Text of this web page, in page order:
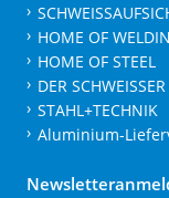
HOME OF
HOME OF STEEL
DER SCHWEISSER
STAHL+TECHNIK
Aluminium-